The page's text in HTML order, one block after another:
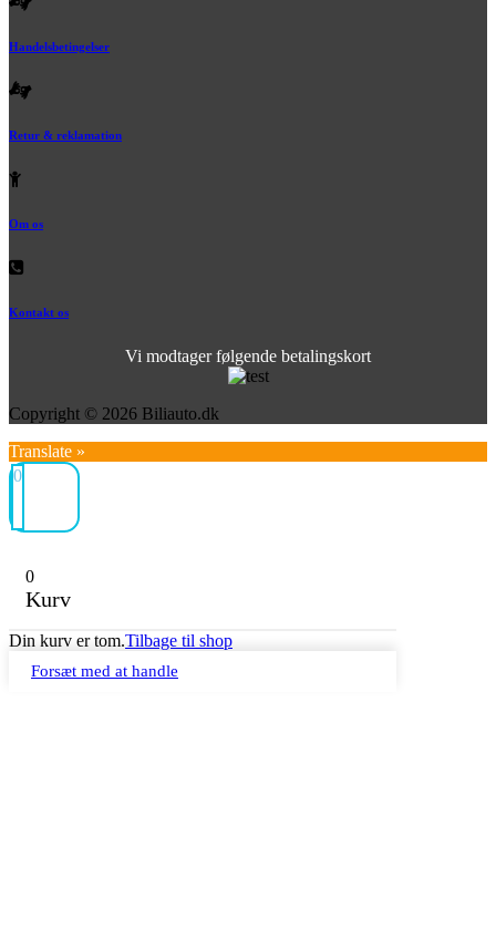
Handelsbetingelser
Retur & reklamation
Om os
Kontakt os
Vi modtager følgende betalingskort
Copyright © 2026 Biliauto.dk
Translate »
0
0
Kurv
Din kurv er tom.Tilbage til shop
Forsæt med at handle